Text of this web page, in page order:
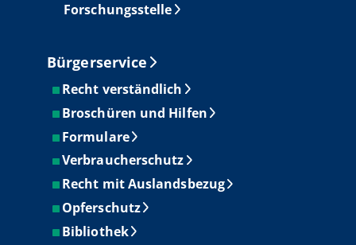
Forschungsstelle
Bürgerservice
Recht verständlich
Broschüren und Hilfen
Formulare
Verbraucherschutz
Recht mit Auslandsbezug
Opferschutz
Bibliothek